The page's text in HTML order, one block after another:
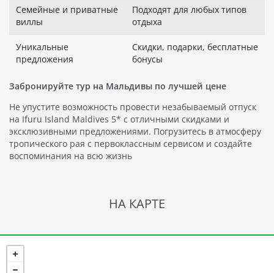
Семейные и приватные
виллы
Подходят для любых типов
отдыха
Уникальные
предложения
Скидки, подарки, бесплатные
бонусы
Забронируйте тур на Мальдивы по лучшей цене
Не упустите возможность провести незабываемый отпуск
на Ifuru Island Maldives 5* с отличными скидками и
эксклюзивными предложениями. Погрузитесь в атмосферу
тропического рая с первоклассным сервисом и создайте
воспоминания на всю жизнь
НА КАРТЕ